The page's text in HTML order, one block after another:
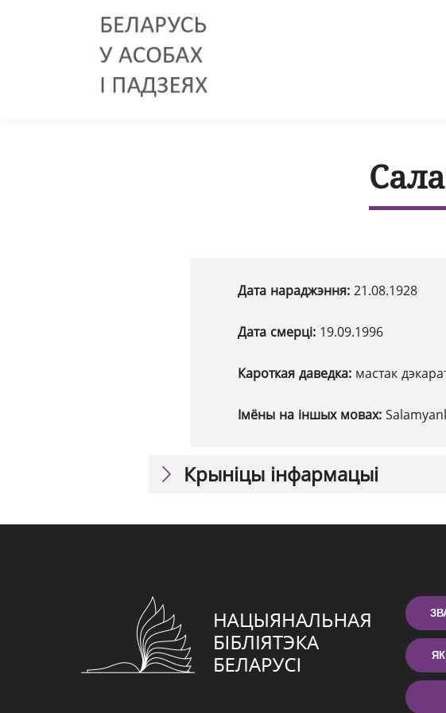
Дата нараджэння: 21.08.1928
Дата смерці: 19.09.1996
Кароткая даведка: мастак
Імёны на іншых мовах:
Крыніцы інфармацыі